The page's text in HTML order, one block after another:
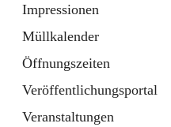
Impressionen
Müllkalender
Öffnungszeiten
Veröffentlichungsportal
Veranstaltungen
Bürgerservice
10 Schnellzugriffe